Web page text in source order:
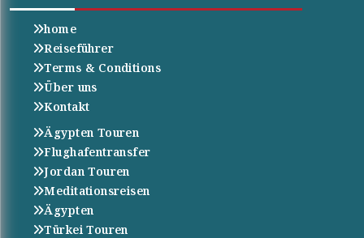
home
Reiseführer
Terms & Conditions
Über uns
Kontakt
Ägypten Touren
Flughafentransfer
Jordan Touren
Meditationsreisen
Ägypten
Türkei Touren